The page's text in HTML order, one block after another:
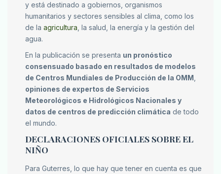
y está destinado a gobiernos, organismos
humanitarios y sectores sensibles al clima, como los
de la agricultura , la salud, la energía y la gestión del
agua.
En la publicación se presenta un pronóstico
consensuado basado en resultados de modelos
de Centros Mundiales de Producción de la OMM
opiniones de expertos de Servicios
Meteorológicos e Hidrológicos Nacionales y
datos de centros de predicción climática de todo
el mundo.
DECLARACIONES OFICIALES SOBRE EL
NIÑO
Para Guterres, lo que hay que tener en cuenta es que